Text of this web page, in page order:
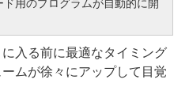
ド用のプログラムが自動的に開
入る前に最適なタイミング
ムが徐々にアップして目覚